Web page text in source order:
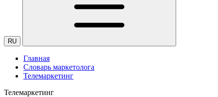
RU
Главная
Словарь маркетолога
Телемаркетинг
Телемаркетинг